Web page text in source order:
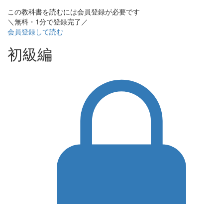
この教科書を読むには会員登録が必要です
＼無料・1分で登録完了／
会員登録して読む
初級編